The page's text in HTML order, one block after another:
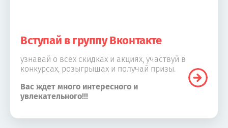
Вступай в группу Вконтакте
узнавай о всех скидках и акциях, участвуй в
конкурсах, розыгрышах и получай призы.
Вас ждет много интересного и
увлекательного!!!